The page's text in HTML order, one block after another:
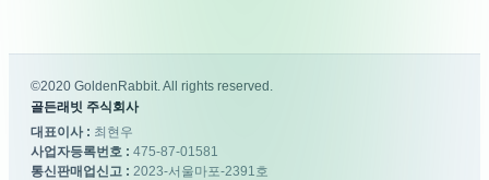
©2020 GoldenRabbit. All rights reserved.
골든래빗 주식회사
대표이사 : 최현우
사업자등록번호 : 475-87-01581
통신판매업신고 : 2023-서울마포-2391호